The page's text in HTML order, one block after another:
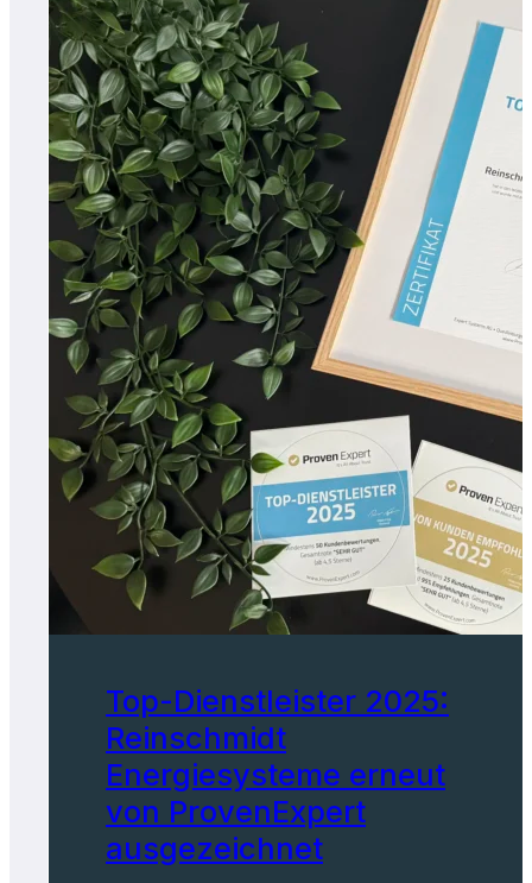
Top-Dienstleister 2025:
Reinschmidt
Energiesysteme erneut
von ProvenExpert
ausgezeichnet